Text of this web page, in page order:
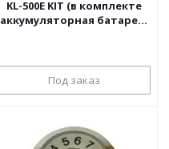
KL-500E KIT (в комплекте
аккумуляторная батарея,
Под заказ